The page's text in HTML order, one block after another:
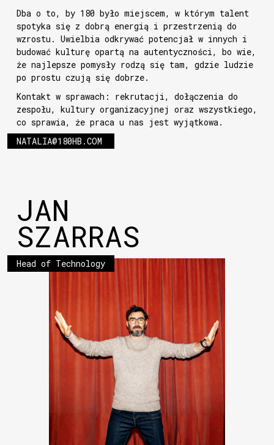
Dba o to, by 180 było miejscem, w którym talent
spotyka się z dobrą energią i przestrzenią do
wzrostu. Uwielbia odkrywać potencjał w innych i
budować kulturę opartą na autentyczności, bo wie,
że najlepsze pomysły rodzą się tam, gdzie ludzie
po prostu czują się dobrze.
Kontakt w sprawach: rekrutacji, dołączenia do
zespołu, kultury organizacyjnej oraz wszystkiego,
co sprawia, że praca u nas jest wyjątkowa.
NATALIA@180HB.COM
JAN
SZARRAS
Head of Technology